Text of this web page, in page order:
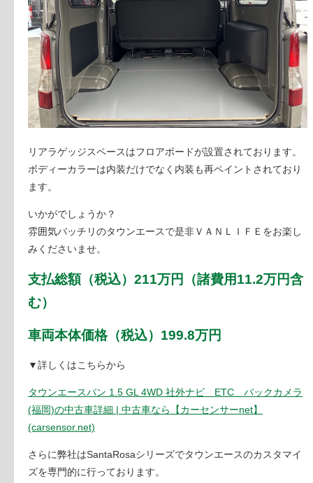
リアラゲッジスペースはフロアボードが設置されております。
ボディーカラーは内装だけでなく内装も再ペイントされており
ます。
いかがでしょうか？
雰囲気バッチリのタウンエースで是非ＶＡＮＬＩＦＥをお楽し
みくださいませ。
支払総額（税込） 211万円（諸費用11.2万円含
む）
車両本体価格（税込） 199.8万円
▼詳しくはこちらから
タウンエースバン 1.5 GL 4WD 社外ナビ ETC バックカメラ
(福岡)の中古車詳細 | 中古車なら【カーセンサーnet】
(carsensor.net)
さらに弊社はSantaRosaシリーズでタウンエースのカスタマイ
ズを専門的に行っております。